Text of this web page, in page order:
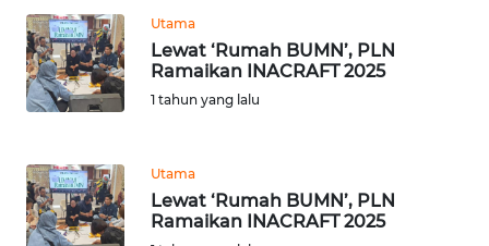
Utama
Lewat ‘Rumah BUMN’, PLN
Ramaikan INACRAFT 2025
1 tahun yang lalu
Utama
Lewat ‘Rumah BUMN’, PLN
Ramaikan INACRAFT 2025
KONTAK
KAMI
INFO
TENTANG
KAMI